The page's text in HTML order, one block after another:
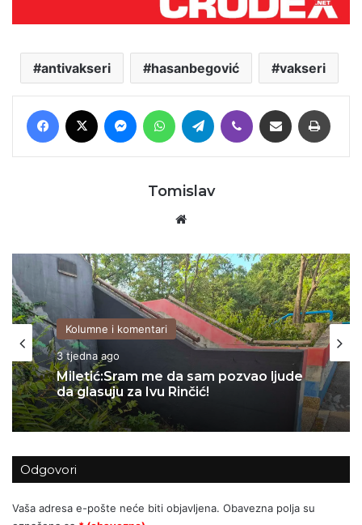
antivakseri hasanbegović vakseri
Facebook MessengerWhatsAppTelegram Viber Podijeli putem E-maila
Tomislav
Kolumne i komentari
06/07/2026
Za Sedlarov ‘Vukovar’ nula, a ‘Svadbi’
stotine tisuća eura?
Odgovori
Vaša adresa e-pošte neće biti objavljena. Obavezna polja su